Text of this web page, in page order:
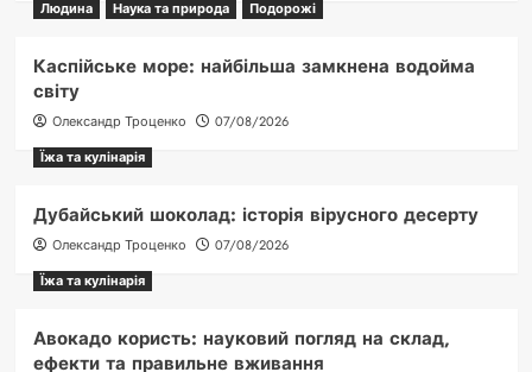
Людина
Наука та природа Подорожі
Каспійське море: найбільша замкнена водойма
світу
Олександр Троценко
07/08/2026
Їжа та кулінарія
Дубайський шоколад: історія вірусного десерту
Олександр Троценко
07/08/2026
Їжа та кулінарія
Авокадо користь: науковий погляд на склад,
ефекти та правильне вживання